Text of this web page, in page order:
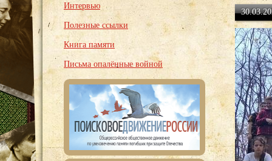
Интервью
Полезные ссылки
Книга памяти
Письма опалённые войной